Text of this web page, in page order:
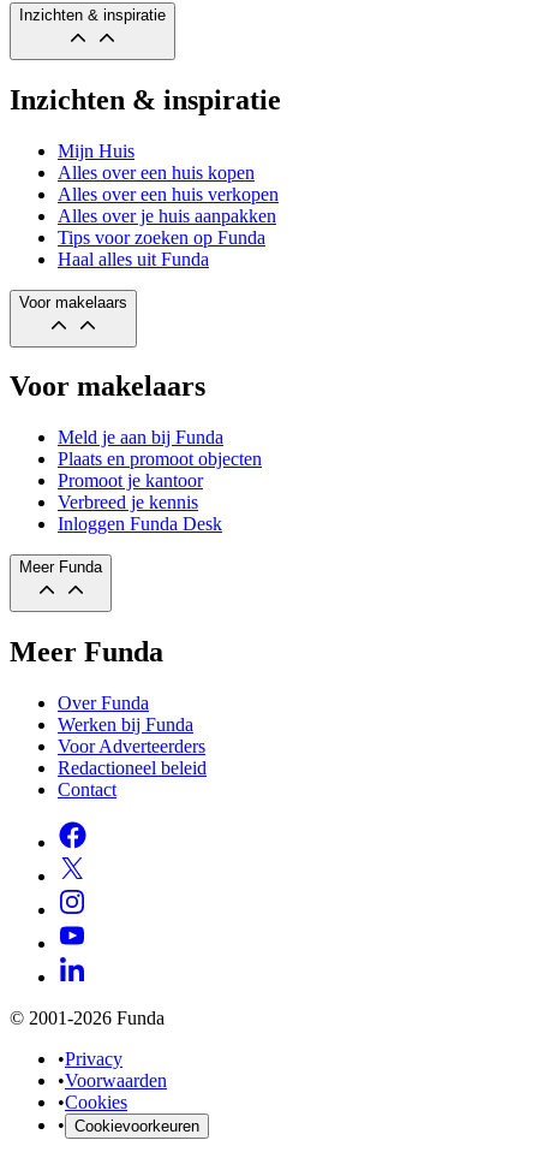
Inzichten & inspiratie
Inzichten & inspiratie
Mijn Huis
Alles over een huis kopen
Alles over een huis verkopen
Alles over je huis aanpakken
Tips voor zoeken op Funda
Haal alles uit Funda
Voor makelaars
Voor makelaars
Meld je aan bij Funda
Plaats en promoot objecten
Promoot je kantoor
Verbreed je kennis
Inloggen Funda Desk
Meer Funda
Meer Funda
Over Funda
Werken bij Funda
Voor Adverteerders
Redactioneel beleid
Contact
© 2001-2026 Funda
•Privacy
•Voorwaarden
•Cookies
• Cookievoorkeuren